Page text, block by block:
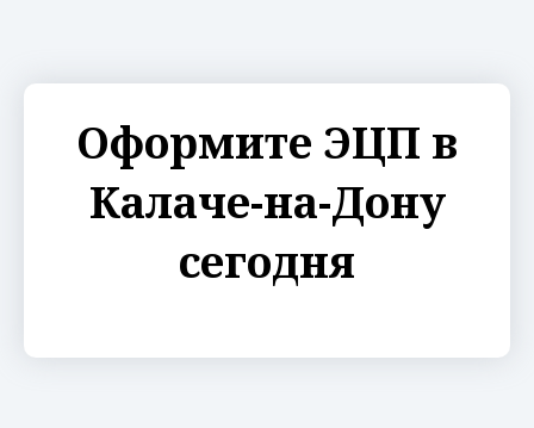
Оформите ЭЦП в
Калаче-на-Дону
сегодня